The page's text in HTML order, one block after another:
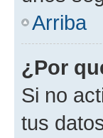
Arriba
¿Por
Si no
tus